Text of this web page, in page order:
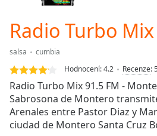
Current
Time0:00
Loaded:
0.00%
Stream
TypeLIVE
Seek to
Radio Turbo
salsa
cumbia
Hodnocení:4.2 Recenze:
Radio Turbo Mix 91.5 FM -
Sabrosona de Montero
Arenales entre Pastor Diaz y
ciudad de Montero Santa Cruz